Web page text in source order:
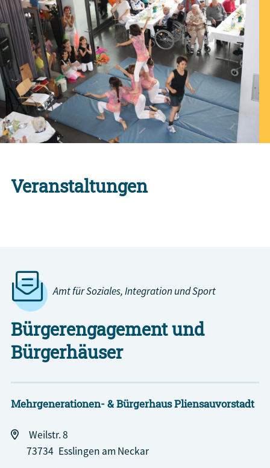
Veranstaltungen
Amt für Soziales, Integration und Sport
Bürgerengagement und
Bürgerhäuser
Mehrgenerationen- & Bürgerhaus Pliensauvorstadt
Weilstr. 8
73734 Esslingen am Neckar